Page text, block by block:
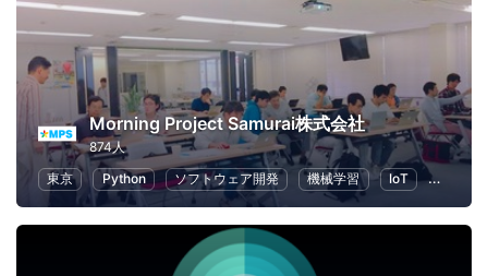
Morning Project Samurai株式会社
874人
東京
Python ソフトウェア開発 機械学習 IoT キャリ